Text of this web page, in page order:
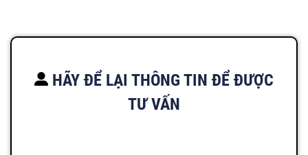
HÃY ĐỂ LẠI THÔNG TIN ĐỂ ĐƯỢC
TƯ VẤN